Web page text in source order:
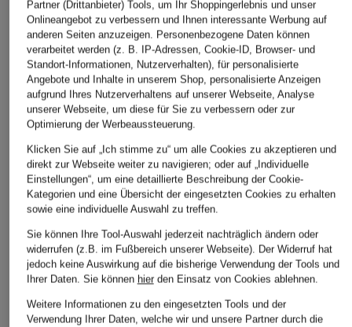
Partner (Drittanbieter) Tools, um Ihr Shoppingerlebnis und unser
Onlineangebot zu verbessern und Ihnen interessante Werbung auf
anderen Seiten anzuzeigen. Personenbezogene Daten können
verarbeitet werden (z. B. IP-Adressen, Cookie-ID, Browser- und
Standort-Informationen, Nutzerverhalten), für personalisierte
Angebote und Inhalte in unserem Shop, personalisierte Anzeigen
aufgrund Ihres Nutzerverhaltens auf unserer Webseite, Analyse
unserer Webseite, um diese für Sie zu verbessern oder zur
Optimierung der Werbeaussteuerung.
Klicken Sie auf „Ich stimme zu“ um alle Cookies zu akzeptieren und
direkt zur Webseite weiter zu navigieren; oder auf „Individuelle
Einstellungen“, um eine detaillierte Beschreibung der Cookie-
Kategorien und eine Übersicht der eingesetzten Cookies zu erhalten
sowie eine individuelle Auswahl zu treffen.
Sie können Ihre Tool-Auswahl jederzeit nachträglich ändern oder
widerrufen (z.B. im Fußbereich unserer Webseite). Der Widerruf hat
jedoch keine Auswirkung auf die bisherige Verwendung der Tools und
Ihrer Daten. Sie können hierden Einsatz von Cookies ablehnen.
Weitere Informationen zu den eingesetzten Tools und der
Verwendung Ihrer Daten, welche wir und unsere Partner durch die